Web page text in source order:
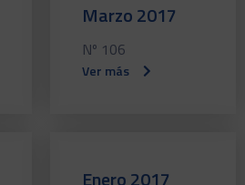
Marzo 2017
Nº 106
Ver más